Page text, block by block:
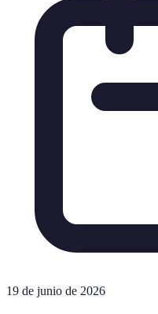
19 de junio de 2026